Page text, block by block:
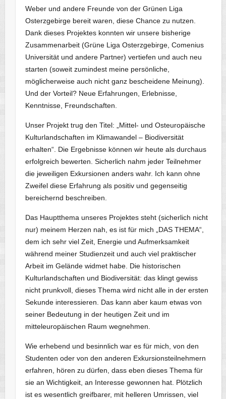
Weber und andere Freunde von der Grünen Liga
Osterzgebirge bereit waren, diese Chance zu nutzen.
Dank dieses Projektes konnten wir unsere bisherige
Zusammenarbeit (Grüne Liga Osterzgebirge, Comenius
Universität und andere Partner) vertiefen und auch neu
starten (soweit zumindest meine persönliche,
möglicherweise auch nicht ganz bescheidene Meinung).
Und der Vorteil? Neue Erfahrungen, Erlebnisse,
Kenntnisse, Freundschaften.
Unser Projekt trug den Titel: „Mittel- und Osteuropäische
Kulturlandschaften im Klimawandel – Biodiversität
erhalten“. Die Ergebnisse können wir heute als durchaus
erfolgreich bewerten. Sicherlich nahm jeder Teilnehmer
die jeweiligen Exkursionen anders wahr. Ich kann ohne
Zweifel diese Erfahrung als positiv und gegenseitig
bereichernd beschreiben.
Das Hauptthema unseres Projektes steht (sicherlich nicht
nur) meinem Herzen nah, es ist für mich „DAS THEMA“,
dem ich sehr viel Zeit, Energie und Aufmerksamkeit
während meiner Studienzeit und auch viel praktischer
Arbeit im Gelände widmet habe. Die historischen
Kulturlandschaften und Biodiversität: das klingt gewiss
nicht prunkvoll, dieses Thema wird nicht alle in der ersten
Sekunde interessieren. Das kann aber kaum etwas von
seiner Bedeutung in der heutigen Zeit und im
mitteleuropäischen Raum wegnehmen.
Wie erhebend und besinnlich war es für mich, von den
Studenten oder von den anderen Exkursionsteilnehmern
erfahren, hören zu dürfen, dass eben dieses Thema für
sie an Wichtigkeit, an Interesse gewonnen hat. Plötzlich
ist es wesentlich greifbarer, mit helleren Umrissen, viel